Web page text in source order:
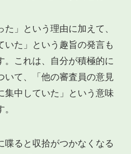
」という理由に加えて、
いた」という趣旨の発言も
。これは、自分が積極的に
いて、「他の審査員の意見
集中していた」という意味
喋ると収拾がつかなくなる